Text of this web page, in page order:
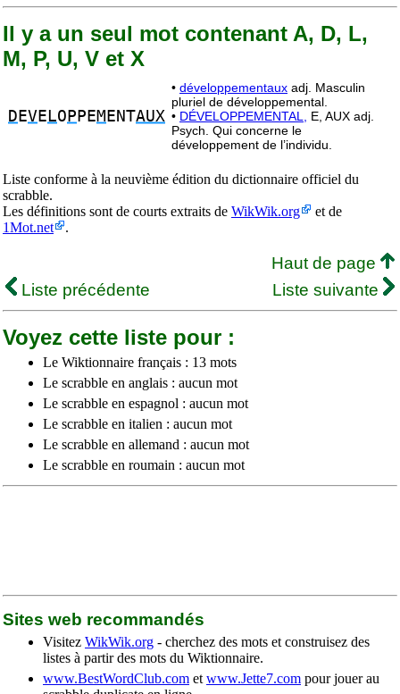
Il y a un seul mot contenant A, D, L,
M, P, U, V et X
D EVE LO P PEM ENTAUX
• développementaux adj. Masculin
pluriel de développemental.
• DÉVELOPPEMENTAL,
E, AUX adj.
Psych. Qui concerne le
développement de l’individu.
Liste conforme à la neuvième édition du dictionnaire officiel du
scrabble.
Les définitions sont de courts extraits de WikWik.org
et de
1Mot.net
.
Haut de page
Liste précédente
Liste suivante
Voyez cette liste pour :
Le Wiktionnaire français : 13 mots
Le scrabble en anglais : aucun mot
Le scrabble en espagnol : aucun mot
Le scrabble en italien : aucun mot
Le scrabble en allemand : aucun mot
Le scrabble en roumain : aucun mot
Sites web recommandés
Visitez WikWik.org - cherchez des mots et construisez des
listes à partir des mots du Wiktionnaire.
www.BestWordClub.com et www.Jette7.com pour jouer au